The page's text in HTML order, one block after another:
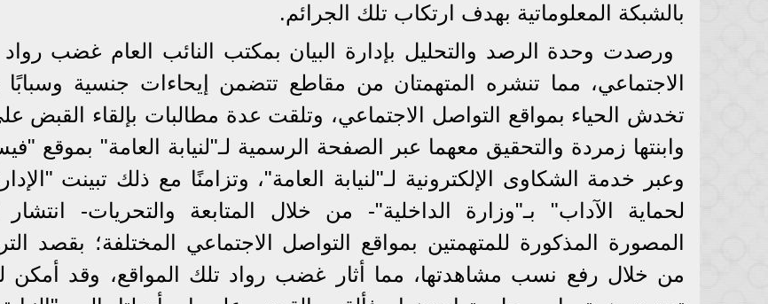
بالشبكة المعلوماتية بهدف ارتكاب تلك الجرائم.
ورصدت وحدة الرصد والتحليل بإدارة البيان بمكتب النائب العام غضب رواد
الاجتماعي، مما تنشره المتهمتان من مقاطع تتضمن إيحاءات جنسية وسبابًا
تخدش الحياء بمواقع التواصل الاجتماعي، وتلقت عدة مطالبات بإلقاء القبض
وابنتها زمردة والتحقيق معهما عبر الصفحة الرسمية لـ"لنيابة العامة" بموقع
وعبر خدمة الشكاوى الإلكترونية لـ"لنيابة العامة"، وتزامنًا مع ذلك تبينت
لحماية الآداب" بـ"وزارة الداخلية"- من خلال المتابعة والتحريات- انتشار
المصورة المذكورة للمتهمتين بمواقع التواصل الاجتماعي المختلفة؛ بقصد
من خلال رفع نسب مشاهدتها، مما أثار غضب رواد تلك المواقع، وقد أمكن